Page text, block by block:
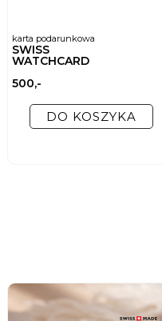
karta podarunkowa
SWISS
WATCHCARD
500,-
DO KOSZYKA